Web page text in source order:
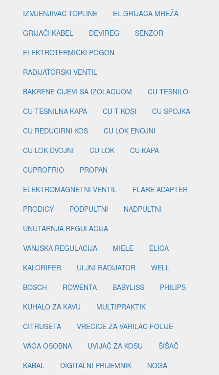
IZMJENJIVAČ TOPLINE
EL.GRIJAČA MREŽA
GRIJAČI KABEL
DEVIREG
SENZOR
ELEKTROTERMIČKI POGON
RADIJATORSKI VENTIL
BAKRENE CIJEVI SA IZOLACIJOM
CU TESNILO
CU TESNILNA KAPA
CU T KOSI
CU SPOJKA
CU REDUCIRNI KOS
CU LOK ENOJNI
CU LOK DVOJNI
CU LOK
CU KAPA
CUPROFRIO
PROPAN
ELEKTROMAGNETNI VENTIL
FLARE ADAPTER
PRODIGY
PODPULTNI
NADPULTNI
UNUTARNJA REGULACIJA
VANJSKA REGULACIJA
MIELE
ELICA
KALORIFER
ULJNI RADIJATOR
WELL
BOSCH
ROWENTA BABYLISS
PHILIPS
KUHALO ZA KAVU
MULTIPRAKTIK
CITRUSETA
VREĆICE ZA VARILAC FOLIJE
VAGA OSOBNA
UVIJAČ ZA KOSU
ŠIŠAČ
KABAL
DIGITALNI PRIJEMNIK
NOGA